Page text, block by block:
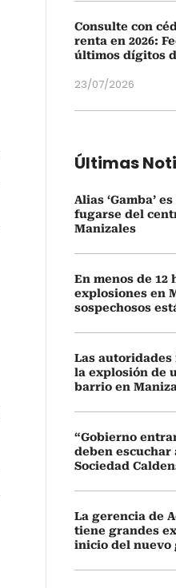
Consulte con
renta en 2026:
últimos dígitos
23/07/2026
Últimas
Alias ‘Gamba’
fugarse del
Manizales
En menos de 12
explosiones en
sospechosos
Las autoridades
la explosión de
barrio en
“Gobierno
deben escuchar
Sociedad
La gerencia de
tiene grandes
inicio del nuevo